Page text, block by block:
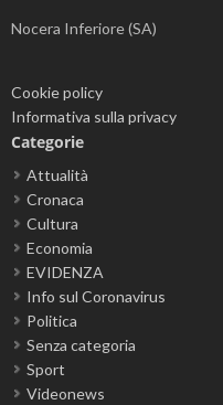
Nocera Inferiore (SA)
Cookie policy
Informativa sulla privacy
Categorie
Attualità
Cronaca
Cultura
Economia
EVIDENZA
Info sul Coronavirus
Politica
Senza categoria
Sport
Videonews